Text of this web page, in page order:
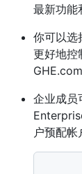
最新功能
你可以选
更好地控
企业成员
户预配帐